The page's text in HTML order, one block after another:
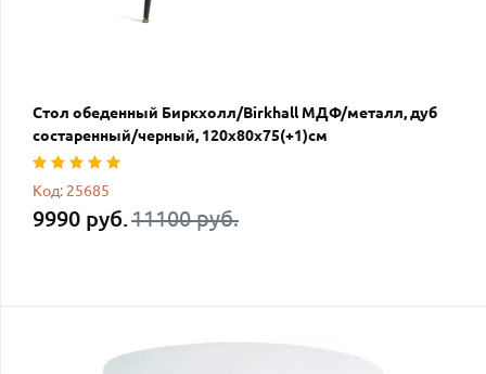
Стол обеденный Биркхолл/Birkhall МДФ/металл, дуб
состаренный/черный, 120х80х75(+1)см
Код: 25685
9990 руб. 11100 руб.